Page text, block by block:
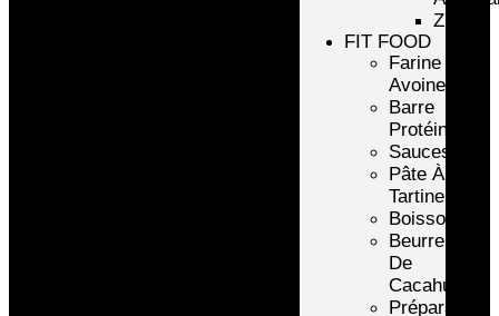
ZMA
FIT FOOD
Farine
Avoine/Riz
Barre
Protéinée
Sauces
Pâte À
Tartiner
Boissons
Beurre
De
Cacahuète
Préparation